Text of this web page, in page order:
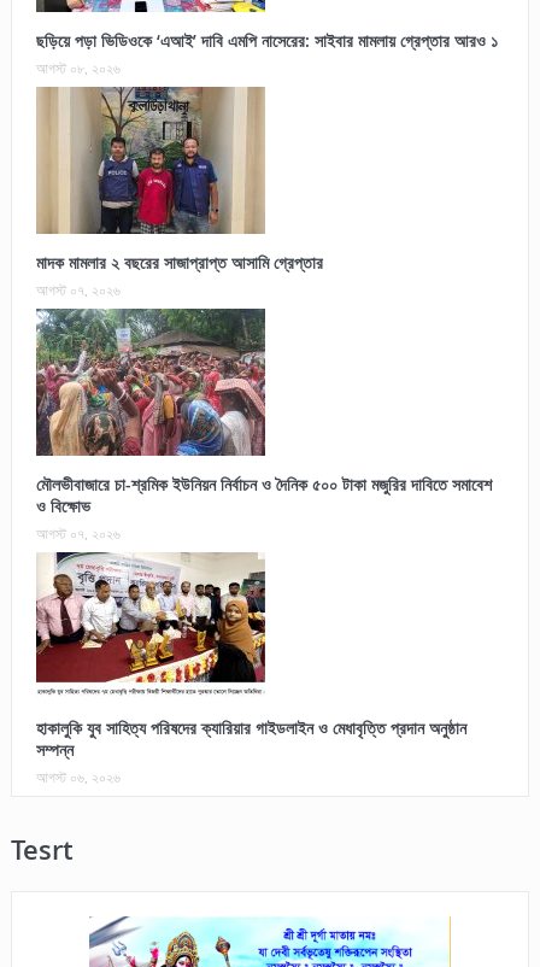
ছড়িয়ে পড়া ভিডিওকে ‘এআই’ দাবি এমপি নাসেরের: সাইবার মামলায় গ্রেপ্তার আরও ১
আগস্ট ০৮, ২০২৬
মাদক মামলার ২ বছরের সাজাপ্রাপ্ত আসামি গ্রেপ্তার
আগস্ট ০৭, ২০২৬
মৌলভীবাজারে চা-শ্রমিক ইউনিয়ন নির্বাচন ও দৈনিক ৫০০ টাকা মজুরির দাবিতে সমাবেশ
ও বিক্ষোভ
আগস্ট ০৭, ২০২৬
হাকালুকি যুব সাহিত্য পরিষদের ক্যারিয়ার গাইডলাইন ও মেধাবৃত্তি প্রদান অনুষ্ঠান
সম্পন্ন
আগস্ট ০৬, ২০২৬
Tesrt